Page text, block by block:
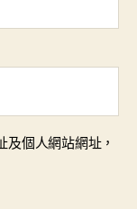
個人網站網址，